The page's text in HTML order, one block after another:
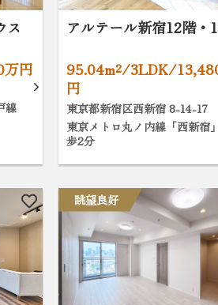
ス
円
線
アルテール新宿12階・
95.04m²/3LDK/
円
東京都新宿区西新宿 8-14-17
東京メトロ丸ノ内線「西新宿
歩2分
眺望良好